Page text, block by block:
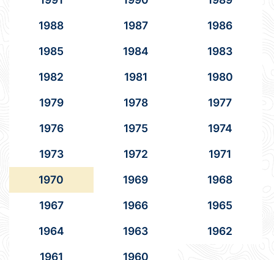
1988
1987
1986
1985
1984
1983
1982
1981
1980
1979
1978
1977
1976
1975
1974
1973
1972
1971
1970
1969
1968
1967
1966
1965
1964
1963
1962
1961
1960